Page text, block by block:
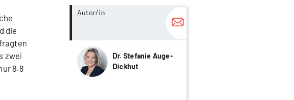
die
zwei
8.8
Autor/in
Dr. Stefanie Auge-
Dickhut
more...